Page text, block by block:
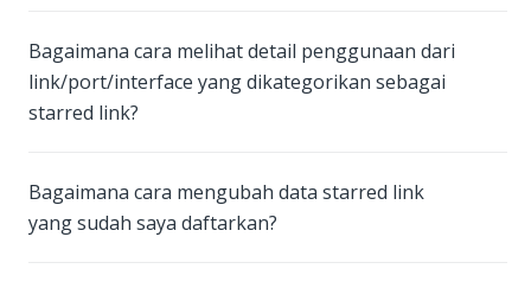
Bagaimana cara melihat detail penggunaan dari
link/port/interface yang dikategorikan sebagai
starred link?
Bagaimana cara mengubah data starred link
yang sudah saya daftarkan?